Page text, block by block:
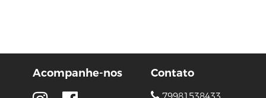
Acompanhe-nos Contato